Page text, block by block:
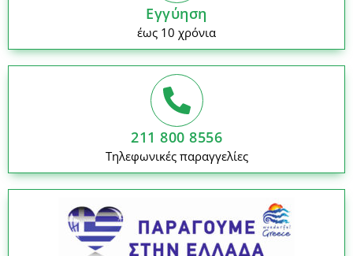
Εγγύηση
έως 10 χρόνια
211 800 8556
Τηλεφωνικές παραγγελίες